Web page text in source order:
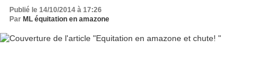
Publié le 14/10/2014 à 17:26
Par ML équitation en amazone